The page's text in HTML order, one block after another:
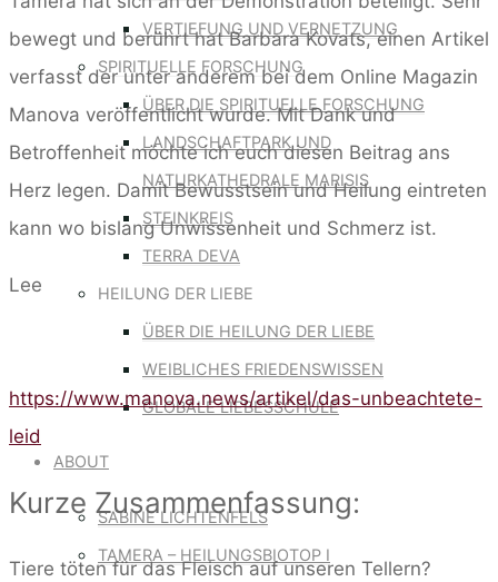
VERTIEFUNG UND VERNETZUNG
SPIRITUELLE FORSCHUNG
ÜBER DIE SPIRITUELLE FORSCHUNG
LANDSCHAFTPARK UND
NATURKATHEDRALE MARISIS
STEINKREIS
TERRA DEVA
HEILUNG DER LIEBE
ÜBER DIE HEILUNG DER LIEBE
WEIBLICHES FRIEDENSWISSEN
GLOBALE LIEBESSCHULE
ABOUT
SABINE LICHTENFELS
TAMERA – HEILUNGSBIOTOP I
bewegt und berührt hat Barbara Kovats, einen Artikel
verfasst der unter anderem bei dem Online Magazin
Manova veröffentlicht wurde. Mit Dank und
Betroffenheit möchte ich euch diesen Beitrag ans
Herz legen. Damit Bewusstsein und Heilung eintreten
kann wo bislang Unwissenheit und Schmerz ist.
Lee
https://www.manova.news/artikel/das-unbeachtete-
leid
Kurze Zusammenfassung:
Tiere töten für das Fleisch auf unseren Tellern?